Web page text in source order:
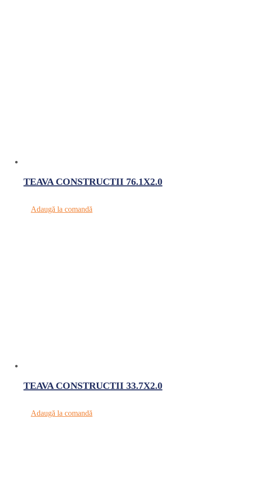
TEAVA CONSTRUCTII 76.1X2.0
Adaugă la comandă
TEAVA CONSTRUCTII 33.7X2.0
Adaugă la comandă